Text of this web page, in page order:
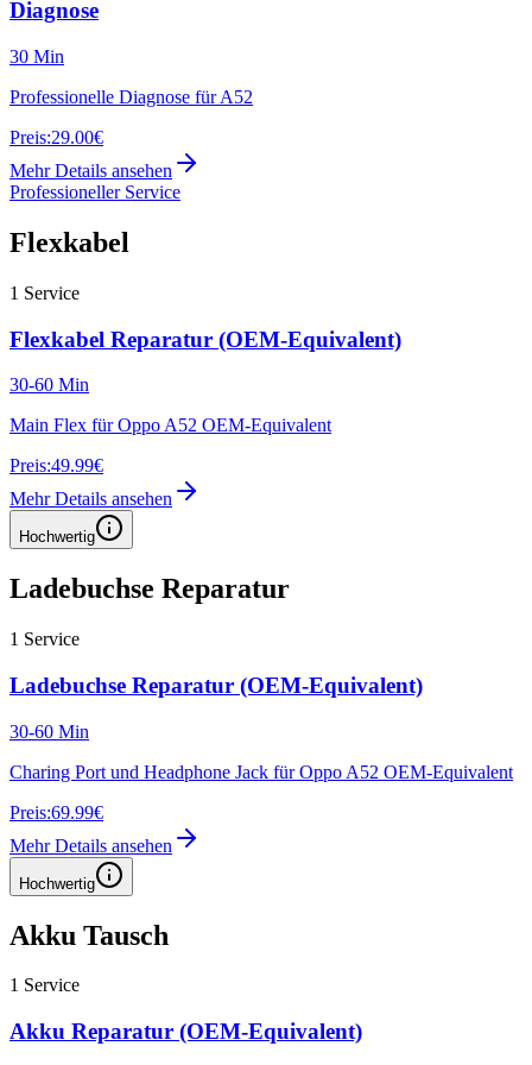
Diagnose
30 Min
Professionelle Diagnose für A52
Preis:29.00€
Mehr Details ansehen
Professioneller Service
Flexkabel
1 Service
Flexkabel Reparatur (OEM-Equivalent)
30-60 Min
Main Flex für Oppo A52 OEM-Equivalent
Preis:49.99€
Mehr Details ansehen
Hochwertig
Ladebuchse Reparatur
1 Service
Ladebuchse Reparatur (OEM-Equivalent)
30-60 Min
Charing Port und Headphone Jack für Oppo A52 OEM-Equivalent
Preis:69.99€
Mehr Details ansehen
Hochwertig
Akku Tausch
1 Service
Akku Reparatur (OEM-Equivalent)